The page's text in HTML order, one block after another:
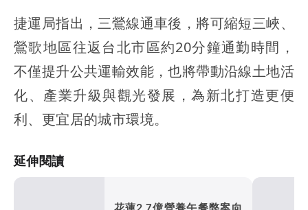
捷運局指出，三鶯線通車後，將可縮短三峽、
鶯歌地區往返台北市區約20分鐘通勤時間，
不僅提升公共運輸效能，也將帶動沿線土地活
化、產業升級與觀光發展，為新北打造更便
利、更宜居的城市環境。
延伸閱讀
花蓮2.7億營養午餐弊案向